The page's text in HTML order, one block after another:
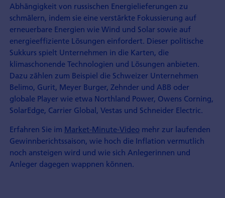
Abhängigkeit von russischen Energielieferungen zu
schmälern, indem sie eine verstärkte Fokussierung auf
erneuerbare Energien wie Wind und Solar sowie auf
energieeffiziente Lösungen einfordert. Dieser politische
Sukkurs spielt Unternehmen in die Karten, die
klimaschonende Technologien und Lösungen anbieten.
Dazu zählen zum Beispiel die Schweizer Unternehmen
Belimo, Gurit, Meyer Burger, Zehnder und ABB oder
globale Player wie etwa Northland Power, Owens Corning,
SolarEdge, Carrier Global, Vestas und Schneider Electric.
Erfahren Sie im Market-Minute-Video mehr zur laufenden
Gewinnberichtssaison, wie hoch die Inflation vermutlich
noch ansteigen wird und wie sich Anlegerinnen und
Anleger dagegen wappnen können.